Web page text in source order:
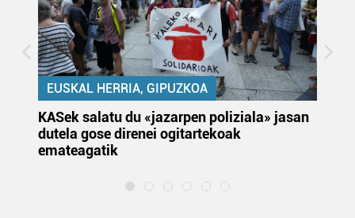
EUSKAL HERRIA, GIPUZKOA
KASek salatu du «jazarpen poliziala» jasan
dutela gose direnei ogitartekoak
emateagatik